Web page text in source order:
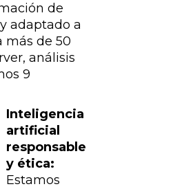
de
adaptado a
más de 50
análisis
9
Inteligencia
artificial
responsable
y ética:
Estamos